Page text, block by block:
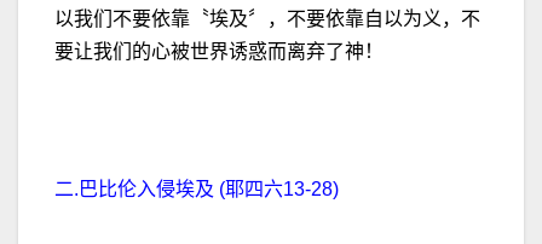
以我们不要依靠〝埃及〞，不要依靠自以为义，不
要让我们的心被世界诱惑而离弃了神！
二.巴比伦入侵埃及 (耶四六13-28)